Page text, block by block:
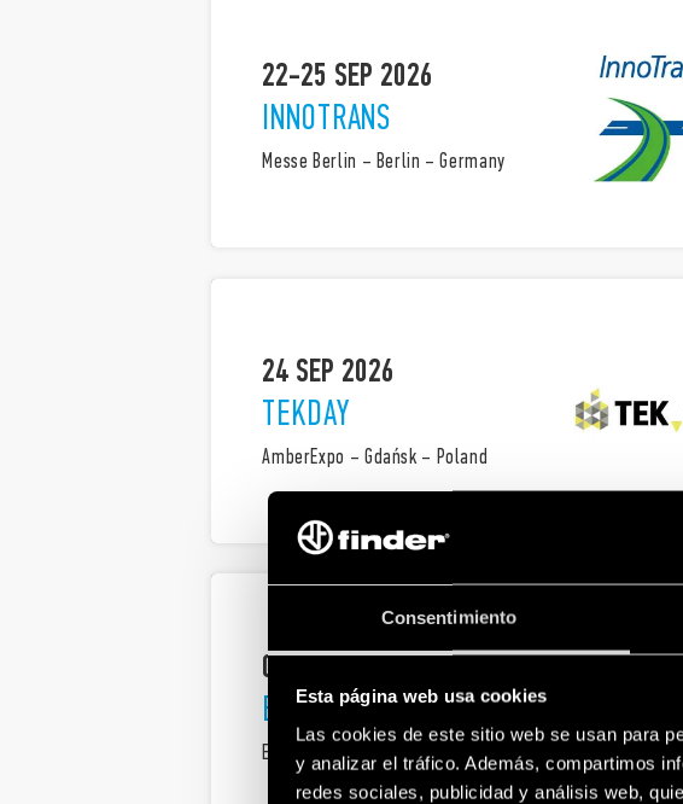
Consentimiento
Esta página web usa cookies
Las cookies de este sitio web se usan para
y analizar el tráfico. Además, compartimos
redes sociales, publicidad y análisis web,
22-25 SEP 2026
INNOTRANS
Messe Berlin – Berlin – Germany
24 SEP 2026
TEKDAY
AmberExpo – Gdańsk – Poland
07-08 OCT 2026
ELETTRO-ESPO
Espo Centro – Bellinzona – Switzerland